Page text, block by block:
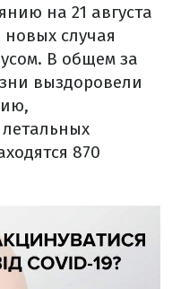
на 21 августа
случая
В общем за
выздоровели
870